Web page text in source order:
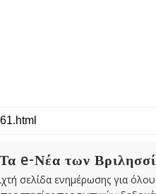
e-Νέα των
σελίδα ενημέρωσης για